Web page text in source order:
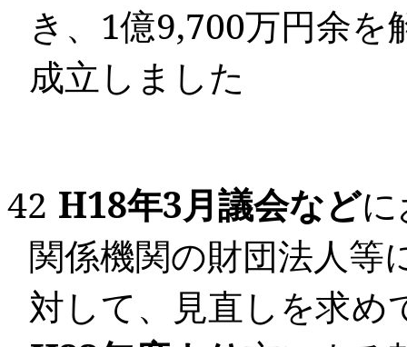
き、 1億9,700万円余を
成立しました
42 H18年3月議会など
関係機関の財団法人等
対して、見直しを求